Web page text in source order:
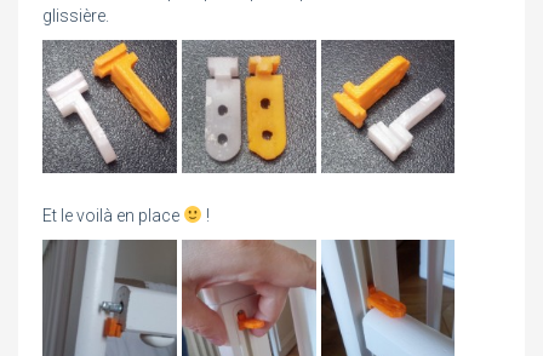
glissière.
Et le voilà en place !